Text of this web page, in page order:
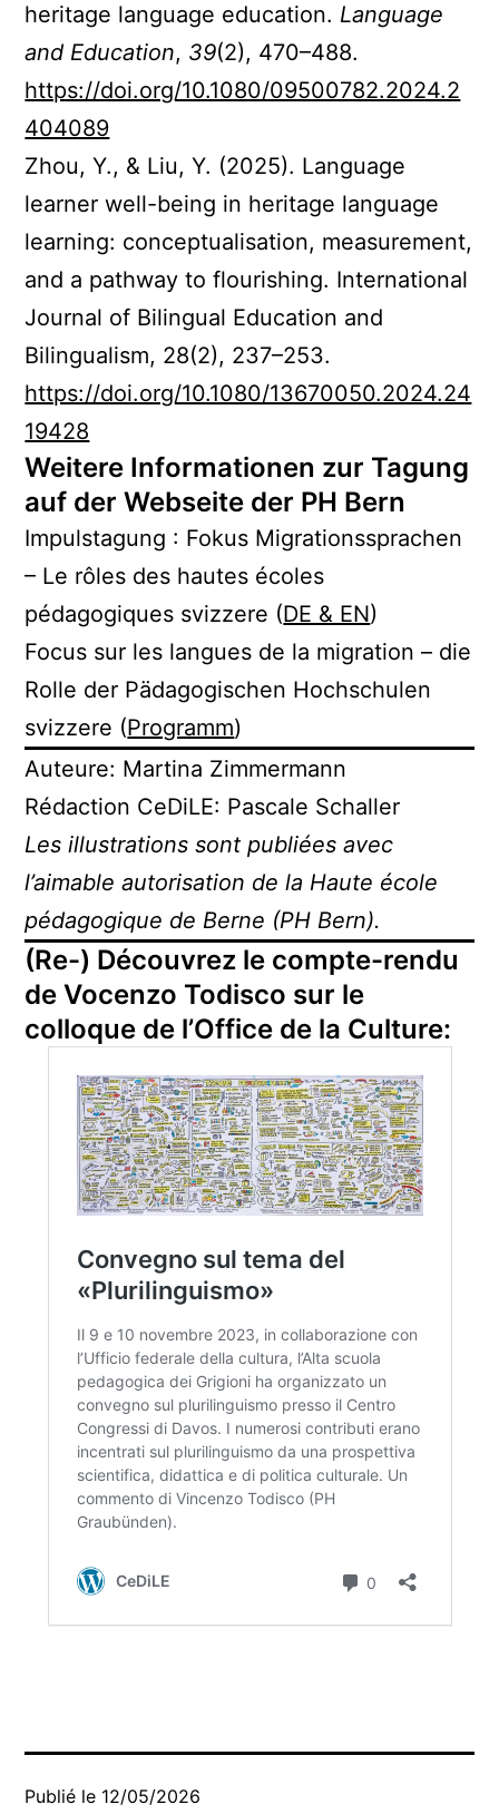
heritage language education. Language
and Education, 39(2), 470–488.
https://doi.org/10.1080/09500782.2024.2
404089
Zhou, Y., & Liu, Y. (2025). Language
learner well-being in heritage language
learning: conceptualisation, measurement,
and a pathway to flourishing. International
Journal of Bilingual Education and
Bilingualism, 28(2), 237–253.
https://doi.org/10.1080/13670050.2024.24
19428
Weitere Informationen zur Tagung
auf der Webseite der PH Bern
Impulstagung : Fokus Migrationssprachen
– Le rôles des hautes écoles
pédagogiques svizzere (DE & EN)
Focus sur les langues de la migration – die
Rolle der Pädagogischen Hochschulen
svizzere (Programm)
Auteure: Martina Zimmermann
Rédaction CeDiLE: Pascale Schaller
Les illustrations sont publiées avec
l’aimable autorisation de la Haute école
pédagogique de Berne (PH Bern).
(Re-) Découvrez le compte-rendu
de Vocenzo Todisco sur le
colloque de l’Office de la Culture:
Publié le 12/05/2026